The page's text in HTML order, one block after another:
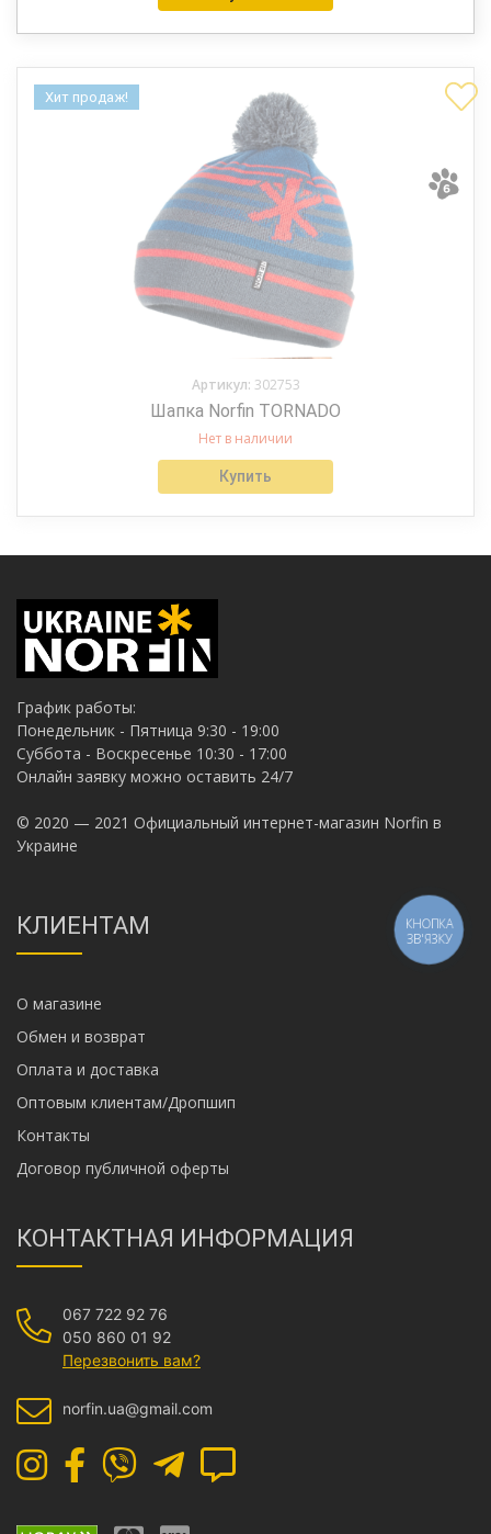
Хит продаж!
Артикул: 302753
Шапка Norfin TORNADO
Нет в наличии
Купить
График работы:
Понедельник - Пятница 9:30 - 19:00
Суббота - Воскресенье 10:30 - 17:00
Онлайн заявку можно оставить 24/7
© 2020 — 2021 Официальный интернет-магазин Norfin в
Украине
КЛИЕНТАМ
О магазине
Обмен и возврат
Оплата и доставка
Оптовым клиентам/Дропшип
Контакты
Договор публичной оферты
КОНТАКТНАЯ ИНФОРМАЦИЯ
067 722 92 76
050 860 01 92
Перезвонить вам?
norfin.ua@gmail.com
КНОПКА
ЗВ'ЯЗКУ